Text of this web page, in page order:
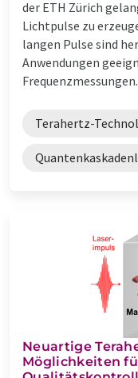
der ETH Zürich
Lichtpulse zu
langen Pulse sind
Anwendungen
Terahertz-
Neuartige
Möglichkeiten